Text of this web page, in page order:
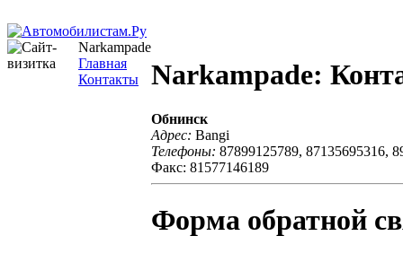
Narkampade
Главная
Контакты
Narkampade:
Обнинск
Адрес: Bangi
Телефоны: 87899125789, 87135695316,
Факс: 81577146189
Форма обратной